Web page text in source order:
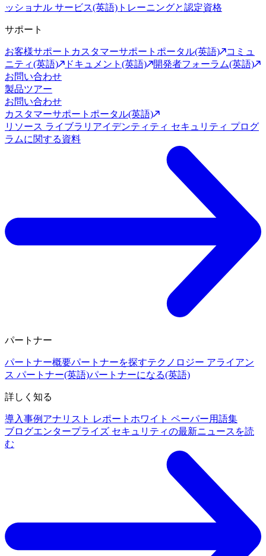
ッショナル サービス(英語) トレーニングと認定資格
サポート
お客様サポート カスタマーサポートポータル(英語)
コミュ
ニティ(英語)
ドキュメント(英語)
開発者フォーラム(英語)
お問い合わせ
製品ツアー
お問い合わせ
カスタマーサポートポータル(英語)
リソース ライブラリ アイデンティティ セキュリティ プログ
ラムに関する資料
パートナー
パートナー概要パートナーを探すテクノロジー アライアン
ス パートナー(英語)パートナーになる(英語)
詳しく知る
導入事例 アナリスト レポート ホワイト ペーパー用語集
ブログエンタープライズ セキュリティの最新ニュースを読
む